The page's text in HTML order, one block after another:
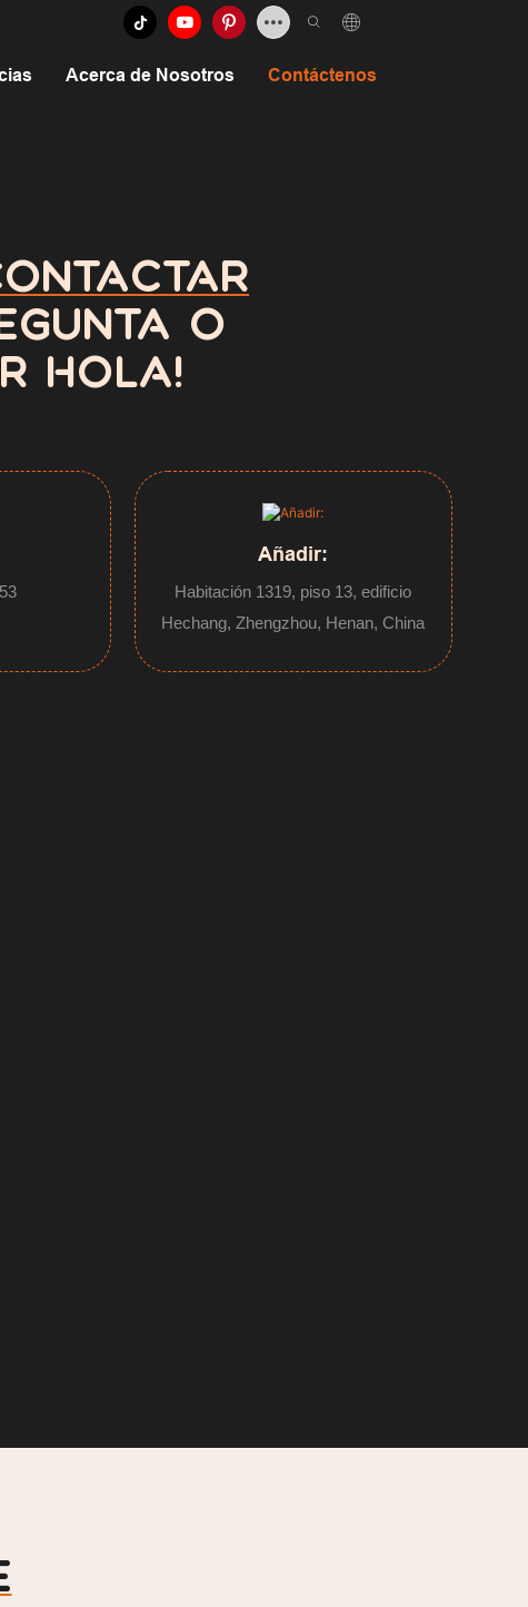
Acerca de Nosotros Contáctenos
O
HOLA!
Añadir:
Habitación 1319, piso 13, edificio
Hechang, Zhengzhou, Henan, China